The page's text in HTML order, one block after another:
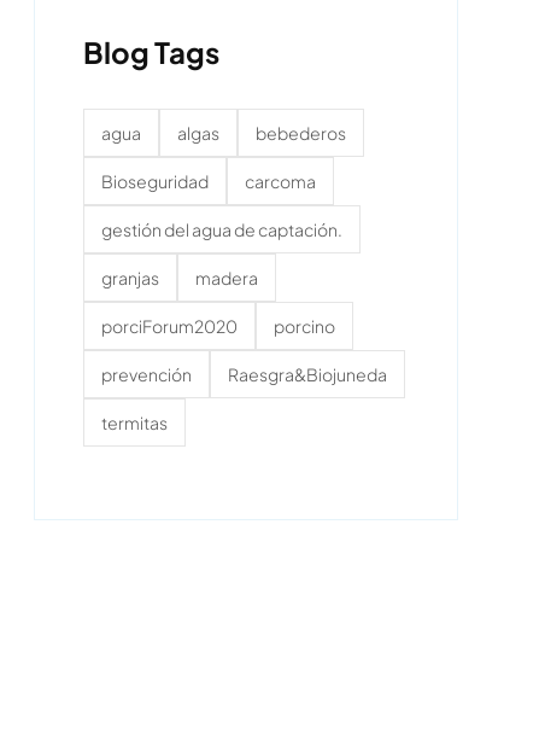
Blog Tags
agua algas bebederos
Bioseguridad carcoma
gestión del agua de captación.
granjas madera
porciForum2020 porcino
prevención Raesgra&Biojuneda
termitas